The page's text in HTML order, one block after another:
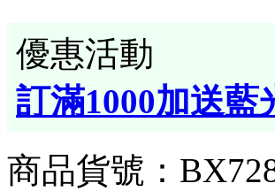
優惠活動
訂滿1000加送
商品貨號：